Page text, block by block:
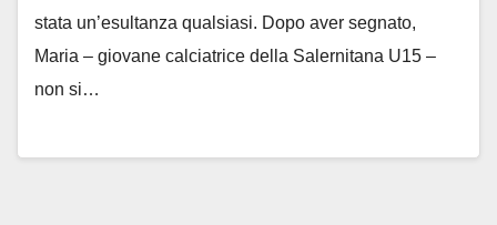
stata un’esultanza qualsiasi. Dopo aver segnato,
Maria – giovane calciatrice della Salernitana U15 –
non si…